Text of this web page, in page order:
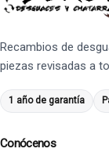
Recambios de
piezas revisadas a
1 año de garantía
Conócenos